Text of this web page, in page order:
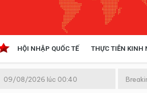
HỘI NHẬP QUỐC TẾ THỰC TIỄN KINH
Kinh tế hội nhập
09/08/2026 lúc 00:40